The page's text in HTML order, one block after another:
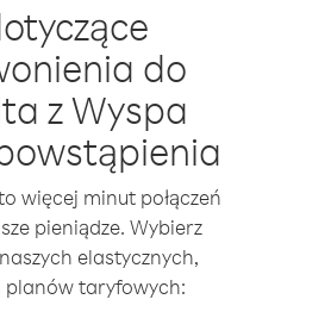
do
z Wyspa
więcej minut połączeń
pieniądze. Wybierz
elastycznych,
taryfowych: